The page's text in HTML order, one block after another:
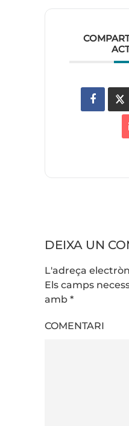
DEIXA UN
L'adreça
Els camps
amb *
COMENTARI